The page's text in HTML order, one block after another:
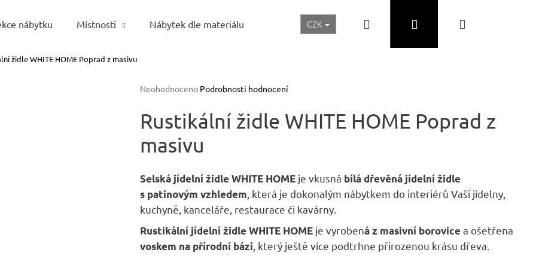
nábytku Místnosti Nábytek dle materiálu Realizace a inspirace Akční ceny Nábytek Skladem
CZK Přihlášení
židle WHITE HOME Poprad z masivu
Průměrné
produktu
je
z
hvězdiček.
Neohodnoceno Podrobnosti hodnocení
Rustikální židle WHITE HOME Poprad z
masivu
Selská jídelní židle WHITE HOME je vkusná bílá dřevěná jídelní židle
s patinovým vzhledem , která je dokonalým nábytkem do interiérů Vaši jídelny,
kuchyně, kanceláře, restaurace či kavárny.
Rustikální jídelní židle WHITE HOME je vyrobená z masivní borovicea ošetřena
voskem na přírodní bázi , který ještě více podtrhne přirozenou krásu dřeva.
Co potřebujete najít?
HLEDAT
Následující